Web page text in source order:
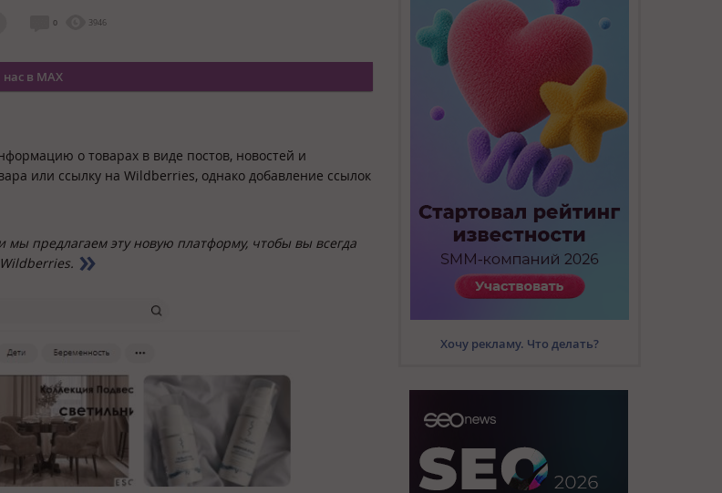
0 3946
в MAX
о товарах в виде постов, новостей и
или ссылку на Wildberries, однако добавление ссылок
предлагаем эту новую платформу, чтобы вы всегда
Хочу рекламу. Что делать?